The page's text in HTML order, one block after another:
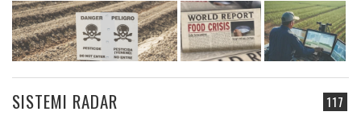
117
SISTEMI RADAR